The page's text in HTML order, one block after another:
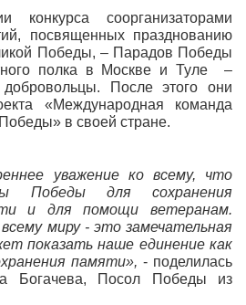
соорганизаторами
посвященных празднованию
Победы, – Парадов Победы
полка в Москве и Туле –
добровольцы. После этого они
«Международная команда
в своей стране.
уважение ко всему, что
Победы для сохранения
и для помощи ветеранам.
миру - это замечательная
показать наше единение как
памяти», - поделилась
Богачева, Посол Победы из